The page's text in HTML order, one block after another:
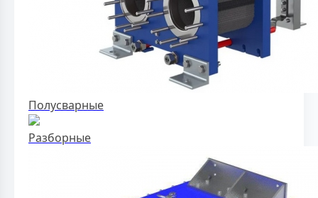
Полусварные
Разборные